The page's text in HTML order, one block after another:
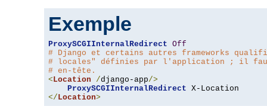
Exemple
ProxySCGIInternalRedirect Off
# Django et certains autres frameworks
# locales" définies par l'application ; il
# en-tête.
<Location /django-app/>
ProxySCGIInternalRedirect
</Location>